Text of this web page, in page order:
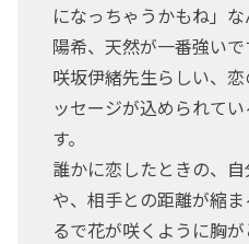
になっちゃうかもね」
陽希、天然が一番強いで
咲坂伊緒先生らしい、
ッセージが込められて
す。
誰かに恋したときの、
や、相手との距離が縮
るで花が咲くように胸